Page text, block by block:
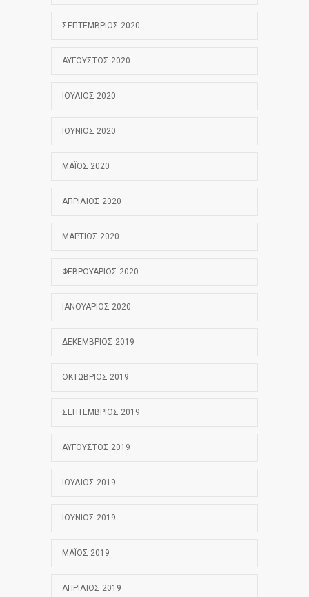
ΣΕΠΤΈΜΒΡΙΟΣ 2020
ΑΎΓΟΥΣΤΟΣ 2020
ΙΟΎΛΙΟΣ 2020
ΙΟΎΝΙΟΣ 2020
ΜΆΙΟΣ 2020
ΑΠΡΊΛΙΟΣ 2020
ΜΆΡΤΙΟΣ 2020
ΦΕΒΡΟΥΆΡΙΟΣ 2020
ΙΑΝΟΥΆΡΙΟΣ 2020
ΔΕΚΈΜΒΡΙΟΣ 2019
ΟΚΤΏΒΡΙΟΣ 2019
ΣΕΠΤΈΜΒΡΙΟΣ 2019
ΑΎΓΟΥΣΤΟΣ 2019
ΙΟΎΛΙΟΣ 2019
ΙΟΎΝΙΟΣ 2019
ΜΆΙΟΣ 2019
ΑΠΡΊΛΙΟΣ 2019